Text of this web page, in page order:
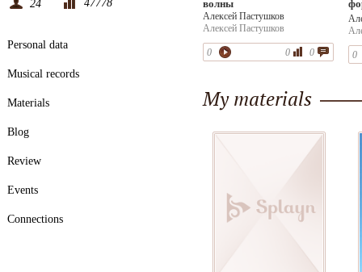
24 47778
Personal data
Musical records
Materials
Blog
Review
Events
Connections
волны
Алексей Пастушков
Алексей Пастушков
0 0
0 0
My materials